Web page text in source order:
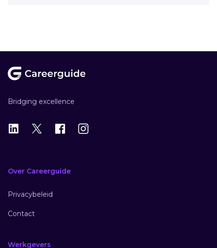
Bridging excellence
LinkedIn
X Instagram
Over Careerguide
Privacybeleid
Contact
Werkgevers